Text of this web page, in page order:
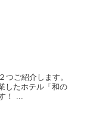
つご紹介します。
したホテル「和の
！ ...